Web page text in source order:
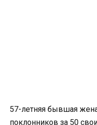
57-летняя бывшая
поклонников за 50